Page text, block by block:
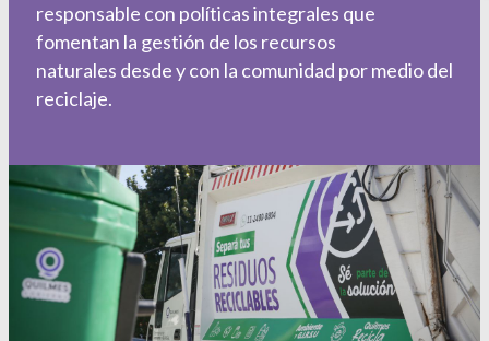
Mapa interactivo
Defensoria del Pueblo
Educación
Culturas
Ambiente
Desarrollo Social
Mujeres y Diversidades
Derechos Humanos
responsable con políticas integrales que
fomentan la gestión de los recursos
naturales desde y con la comunidad por medio del
reciclaje.